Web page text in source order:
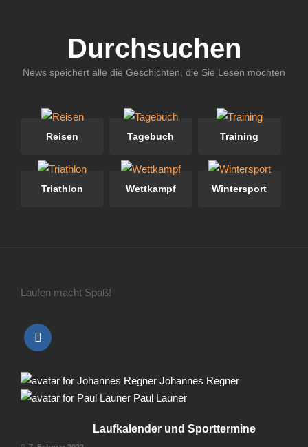
Durchsuchen
News speichert alle die Geschichten, die Sie Lesen möchten
Reisen Tagebuch Training
Triathlon Wettkampf Wintersport
Laufen macht Spaß!
Johannes Regner
Paul Launer
Laufkalender und Sporttermine